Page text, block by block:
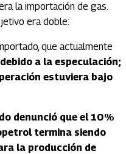
la importación de gas.
era doble:
que actualmente
debido a la especulación;
estuviera bajo
denunció que el 10 %
termina siendo
la producción de